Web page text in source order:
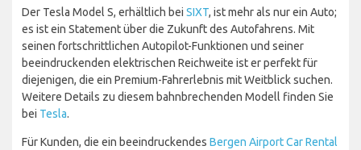
Der Tesla Model S, erhältlich bei SIXT, ist mehr als nur ein Auto;
es ist ein Statement über die Zukunft des Autofahrens. Mit
seinen fortschrittlichen Autopilot-Funktionen und seiner
beeindruckenden elektrischen Reichweite ist er perfekt für
diejenigen, die ein Premium-Fahrerlebnis mit Weitblick suchen.
Weitere Details zu diesem bahnbrechenden Modell finden Sie
bei Tesla.
Für Kunden, die ein beeindruckendes Bergen Airport Car Rental